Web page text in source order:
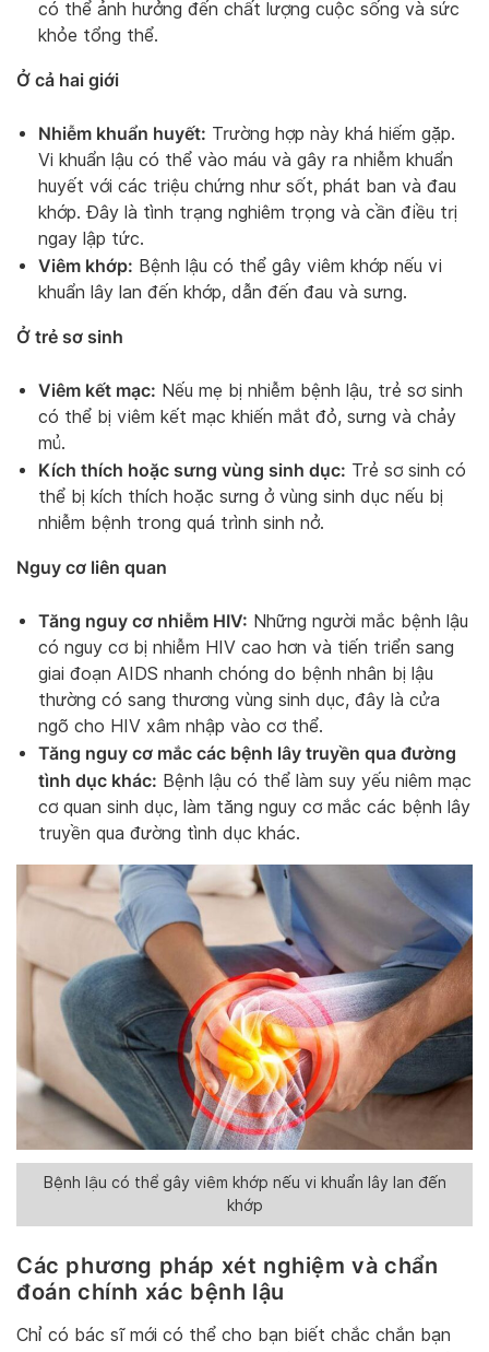
có thể ảnh hưởng đến chất lượng cuộc sống và sức
khỏe tổng thể.
Ở cả hai giới
Nhiễm khuẩn huyết: Trường hợp này khá hiếm gặp.
Vi khuẩn lậu có thể vào máu và gây ra nhiễm khuẩn
huyết với các triệu chứng như sốt, phát ban và đau
khớp. Đây là tình trạng nghiêm trọng và cần điều trị
ngay lập tức.
Viêm khớp: Bệnh lậu có thể gây viêm khớp nếu vi
khuẩn lây lan đến khớp, dẫn đến đau và sưng.
Ở trẻ sơ sinh
Viêm kết mạc: Nếu mẹ bị nhiễm bệnh lậu, trẻ sơ sinh
có thể bị viêm kết mạc khiến mắt đỏ, sưng và chảy
mủ.
Kích thích hoặc sưng vùng sinh dục: Trẻ sơ sinh có
thể bị kích thích hoặc sưng ở vùng sinh dục nếu bị
nhiễm bệnh trong quá trình sinh nở.
Nguy cơ liên quan
Tăng nguy cơ nhiễm HIV: Những người mắc bệnh lậu
có nguy cơ bị nhiễm HIV cao hơn và tiến triển sang
giai đoạn AIDS nhanh chóng do bệnh nhân bị lậu
thường có sang thương vùng sinh dục, đây là cửa
ngõ cho HIV xâm nhập vào cơ thể.
Tăng nguy cơ mắc các bệnh lây truyền qua đường
tình dục khác: Bệnh lậu có thể làm suy yếu niêm mạc
cơ quan sinh dục, làm tăng nguy cơ mắc các bệnh lây
truyền qua đường tình dục khác.
Bệnh lậu có thể gây viêm khớp nếu vi khuẩn lây lan đến
khớp
Các phương pháp xét nghiệm và chẩn
đoán chính xác bệnh lậu
Chỉ có bác sĩ mới có thể cho bạn biết chắc chắn bạn